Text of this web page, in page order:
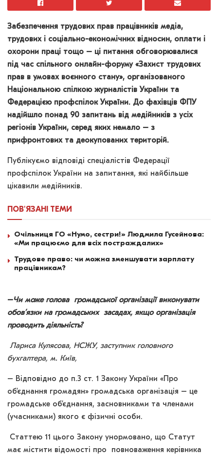
Забезпечення трудових прав працівників медіа,
трудових і соціально-економічних відносин, оплати і
охорони праці тощо – ці питання обговорювалися
під час спільного онлайн-форуму «Захист трудових
прав в умовах воєнного стану», організованого
Національною спілкою журналістів України та
Федерацією профспілок України. До фахівців ФПУ
надійшло понад 90 запитань від медійників з усіх
регіонів України, серед яких немало – з
прифронтових та деокупованих територій.
Публікуємо відповіді спеціалістів Федерації
профспілок України на запитання, які найбільше
цікавили медійників.
ПОВ'ЯЗАНІ ТЕМИ
Очільниця ГО «Нумо, сестри!» Людмила Гусейнова:
«Ми працюємо для всіх постраждалих»
Трудове право: чи можна зменшувати зарплату
працівникам?
–Чи може голова громадської організації виконувати
обов’язки на громадських засадах, якщо організація
проводить діяльність?
Лариса Кулясова, НСЖУ, заступник головного
бухгалтера, м. Київ,
– Відповідно до п.3 ст. 1 Закону України «Про
об’єднання громадян» громадська організація – це
громадське об’єднання, засновниками та членами
(учасниками) якого є фізичні особи.
Статтею 11 цього Закону унормовано, що Статут
має містити відомості про повноваження керівника